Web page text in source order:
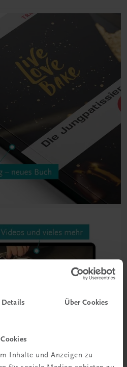
Details Über Cookies
Inhalte und Anzeigen zu